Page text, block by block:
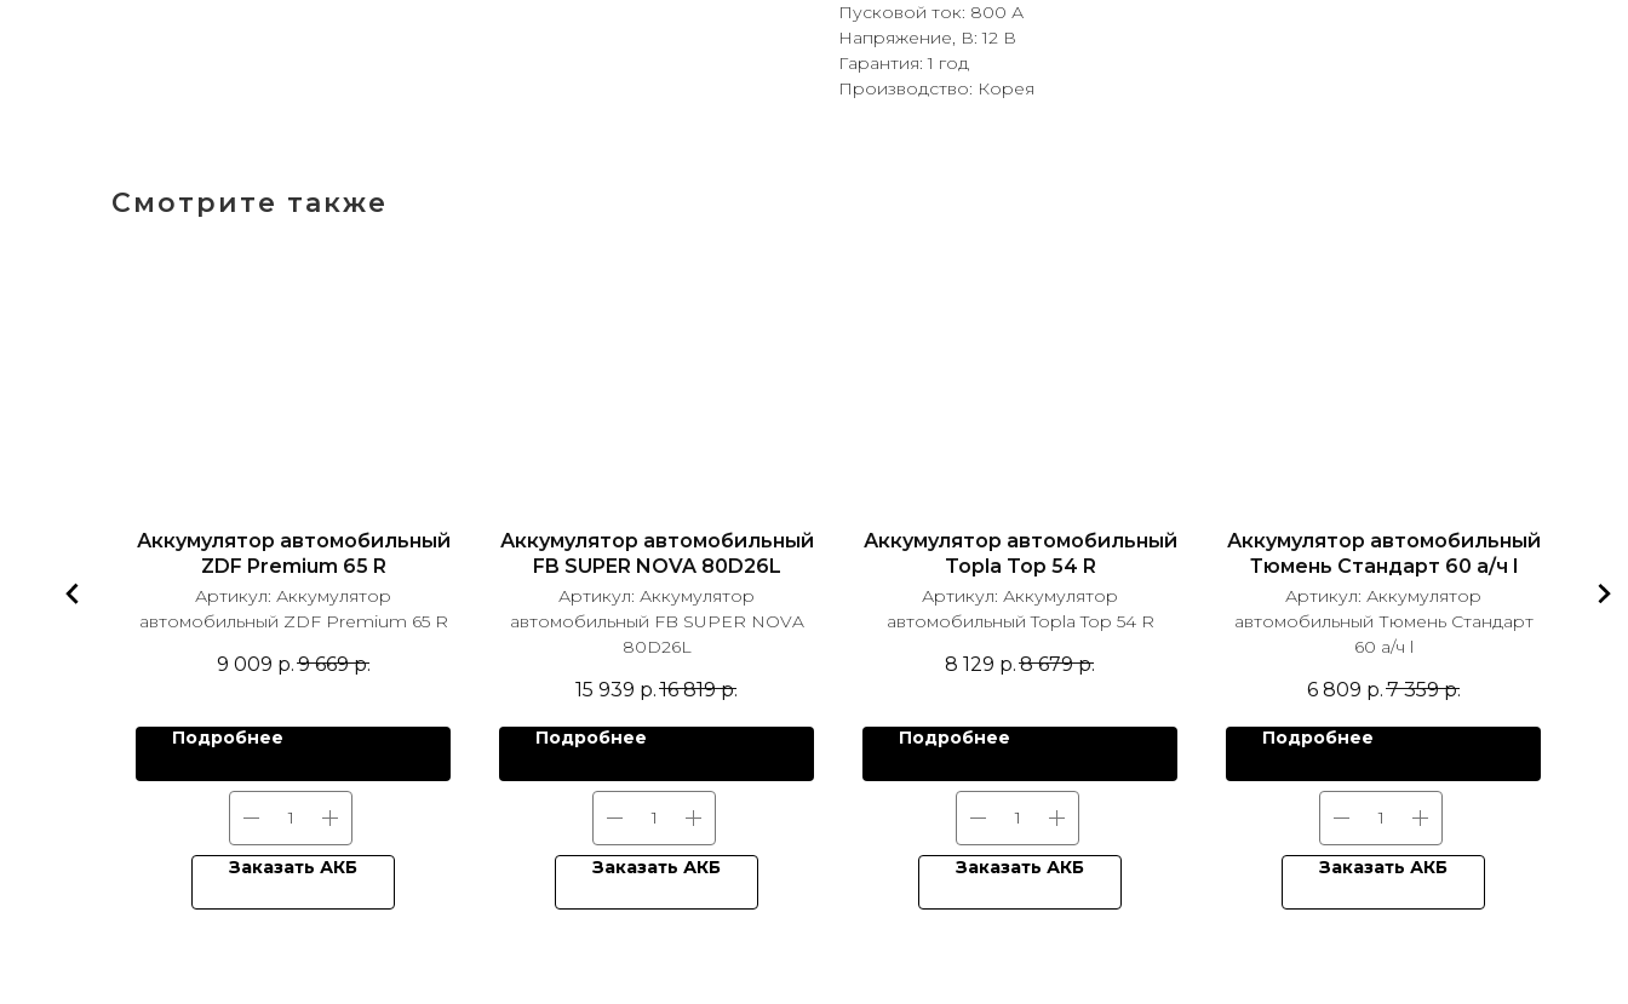
Пусковой ток: 800 А
Напряжение, В: 12 В
Гарантия: 1 год
Производство: Корея
Смотрите также
Аккумулятор автомобильный
ZDF Premium 65 R
Артикул: Аккумулятор
автомобильный ZDF Premium 65 R
9 009 р.9 669 р.
Подробнее
Заказать АКБ
Аккумулятор автомобильный
FB SUPER NOVA 80D26L
Артикул: Аккумулятор
автомобильный FB SUPER NOVA
80D26L
15 939 р. 16 819 р.
Подробнее
Заказать АКБ
Аккумулятор автомобильный
Topla Top 54 R
Артикул: Аккумулятор
автомобильный Topla Top 54 R
8 129 р. 8 679 р.
Подробнее
Заказать АКБ
Аккумулятор автомобильный
Тюмень Стандарт 60 а/ч l
Артикул: Аккумулятор
автомобильный Тюмень Стандарт
60 а/ч l
6 809 р.7 359 р.
Подробнее
Заказать АКБ